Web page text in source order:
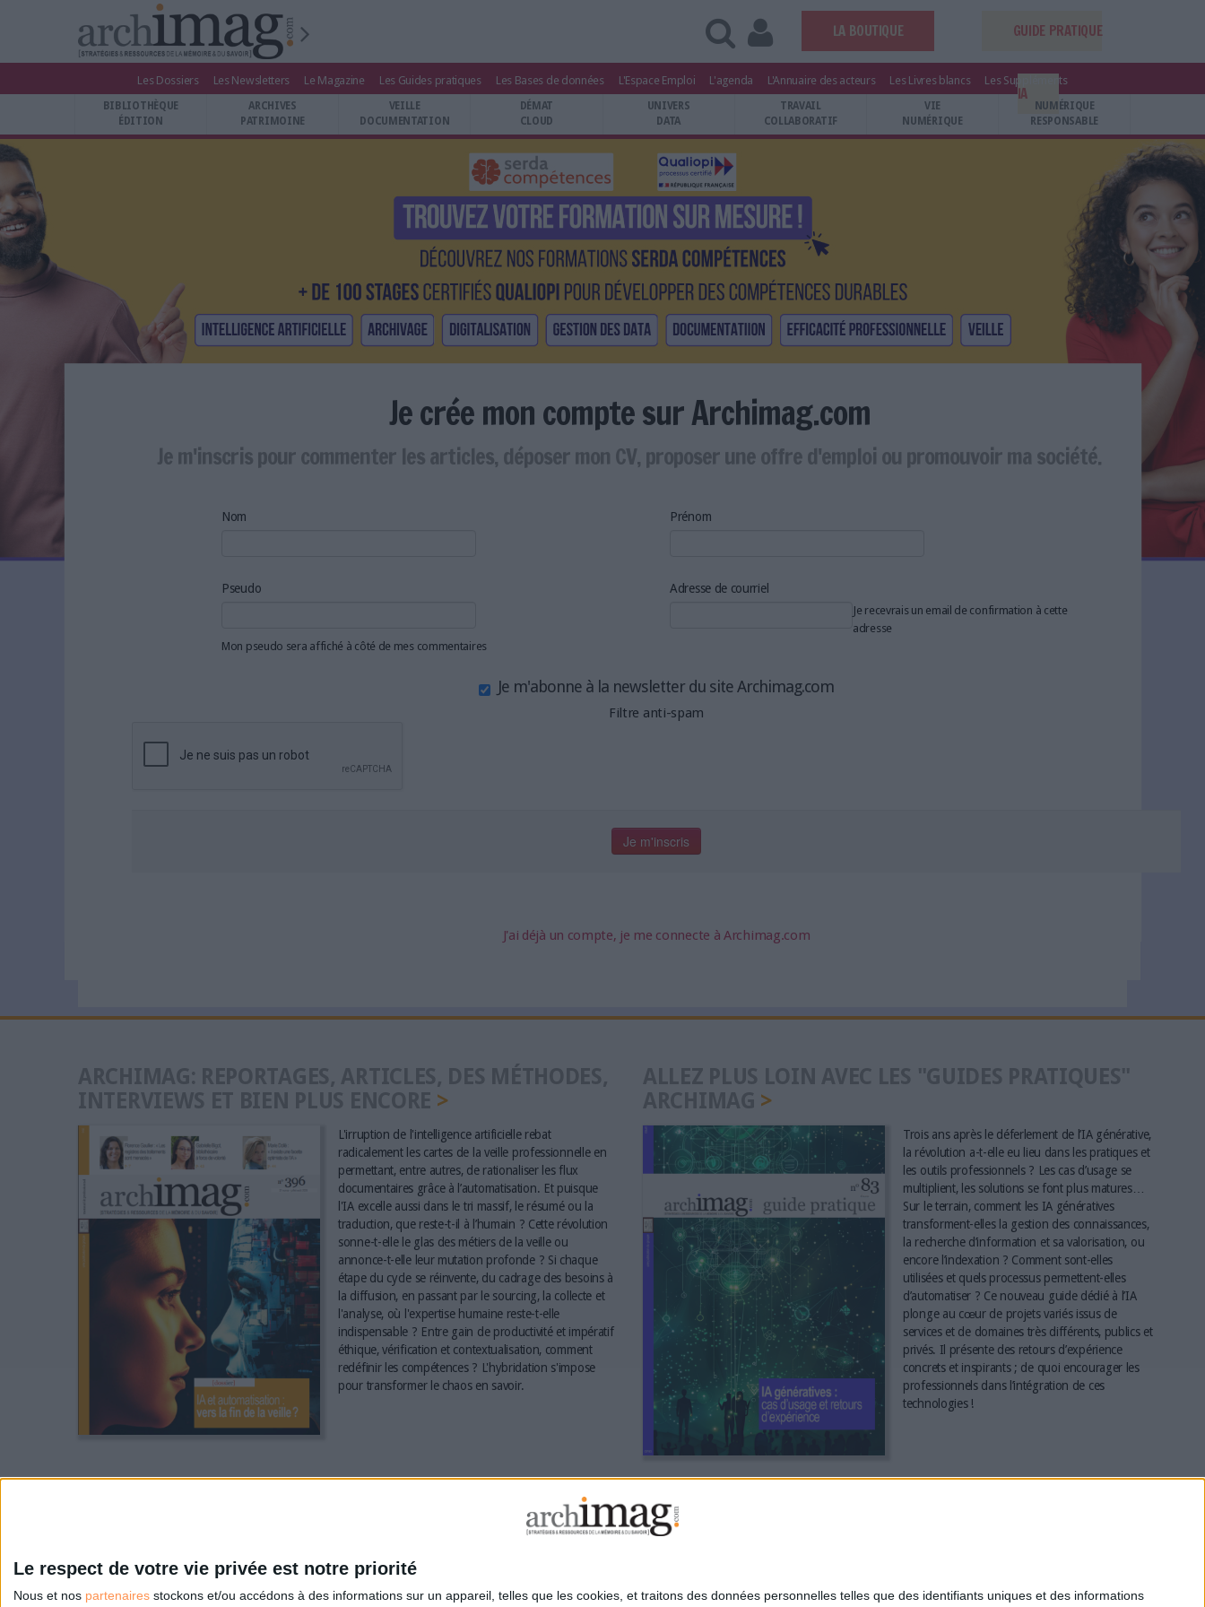
Le respect de votre vie privée est notre priorité
Nous et nos partenaires stockons et/ou accédons à des informations sur un appareil, telles que les cookies, et traitons des données personnelles telles que des identifiants uniques et des informations
LA BOUTIQUE GUIDE PRATIQUE
IA
BIBLIOTHÈQUE ÉDITION
ARCHIVES PATRIMOINE
VEILLE DOCUMENTATION
UNIVERS DATA
TRAVAIL COLLABORATIF
VIE NUMÉRIQUE
NUMÉRIQUE RESPONSABLE
L'ANNUAIRE DES ACTEURS
Les Dossiers Les Newsletters Le Magazine Les Guides pratiques Les Bases de données L'Espace Emploi L'agenda L'Annuaire des acteurs Les Livres blancs Les Suppléments
BIBLIOTHÈQUE
ÉDITION
ARCHIVES
PATRIMOINE
VEILLE
DOCUMENTATION
DÉMAT
CLOUD
UNIVERS
DATA
TRAVAIL
COLLABORATIF
VIE
NUMÉRIQUE
NUMÉRIQUE
RESPONSABLE
Je crée mon compte sur Archimag.com
Je m'inscris pour commenter les articles, déposer mon CV, proposer une offre d'emploi ou promouvoir ma société.
Nom
Pseudo
Mon pseudo sera affiché à côté de mes commentaires
Prénom
Adresse de courriel
Je recevrais un email de confirmation à cette
adresse
Je m'abonne à la newsletter du site Archimag.com
Filtre anti-spam
J'ai déjà un compte, je me connecte à Archimag.com
L'irruption de l'intelligence artificielle rebat
radicalement les cartes de la veille professionnelle en
permettant, entre autres, de rationaliser les flux
documentaires grâce à l’automatisation. Et puisque
l'IA excelle aussi dans le tri massif, le résumé ou la
traduction, que reste-t-il à l’humain ? Cette révolution
sonne-t-elle le glas des métiers de la veille ou
annonce-t-elle leur mutation profonde ? Si chaque
étape du cycle se réinvente, du cadrage des besoins à
la diffusion, en passant par le sourcing, la collecte et
l'analyse, où l'expertise humaine reste-t-elle
indispensable ? Entre gain de productivité et impératif
éthique, vérification et contextualisation, comment
redéfinir les compétences ? L'hybridation s'impose
pour transformer le chaos en savoir.
Trois ans après le déferlement de l’IA générative,
la révolution a-t-elle eu lieu dans les pratiques et
les outils professionnels ? Les cas d’usage se
multiplient, les solutions se font plus matures…
Sur le terrain, comment les IA génératives
transforment-elles la gestion des connaissances,
la recherche d’information et sa valorisation, ou
encore l’indexation ? Comment sont-elles
utilisées et quels processus permettent-elles
d’automatiser ? Ce nouveau guide dédié à l’IA
plonge au cœur de projets variés issus de
services et de domaines très différents, publics et
privés. Il présente des retours d’expérience
concrets et inspirants ; de quoi encourager les
professionnels dans l’intégration de ces
technologies !